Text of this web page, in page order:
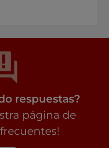
respuestas?
página de